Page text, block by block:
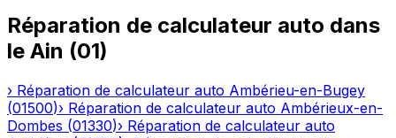
Réparation de calculateur auto dans
le Ain (01)
› Réparation de calculateur auto Ambérieu-en-Bugey
(01500)› Réparation de calculateur auto Ambérieux-en-
Dombes (01330)› Réparation de calculateur auto